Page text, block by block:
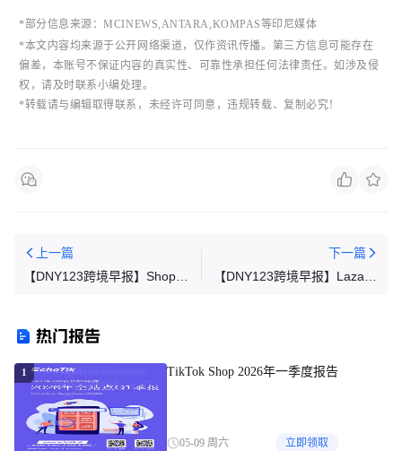
*部分信息来源：MCINEWS,ANTARA,KOMPAS等印尼媒体
*本文内容均来源于公开网络渠道，仅作资讯传播。第三方信息可能存在
偏差，本账号不保证内容的真实性、可靠性承担任何法律责任。如涉及侵
权，请及时联系小编处理。
*转载请与编辑取得联系， 未经许可同意，违规转载、复制必究！
上一篇
【DNY123跨境早报】Shopee
员为不实；越南电商增速创十
下一篇
【DNY123跨境早报】Lazada
热门报告
1 TikTok Shop 2026年一季度报告
05-09 周六 立即领取